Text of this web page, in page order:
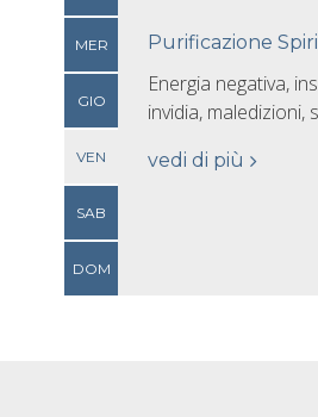
MER
GIO
VEN
SAB
DOM
Purificazione
Energia negativa,
invidia, maledizioni,
vedi di più